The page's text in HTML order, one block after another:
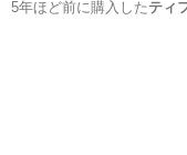
5年ほど前に購入した ティ